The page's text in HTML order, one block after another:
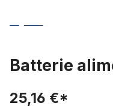
Batterie
25,16 €*